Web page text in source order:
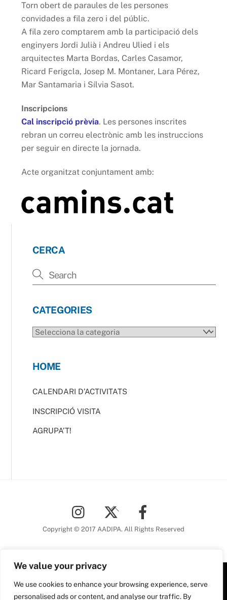
We value your privacy
We use cookies to enhance your browsing experience, serve
personalised ads or content, and analyse our traffic. By
Torn obert de paraules de les persones
convidades a fila zero i del públic.
A fila zero comptarem amb la participació dels
enginyers Jordi Julià i Andreu Ulied i els
arquitectes Marta Bordas, Carles Casamor,
Ricard Ferigcla, Josep M. Montaner, Lara Pérez,
Mar Santamaria i Sílvia Sasot.
Inscripcions
Cal inscripció prèvia. Les persones inscrites
rebran un correu electrònic amb les instruccions
per seguir en directe la jornada.
Acte organitzat conjuntament amb:
CERCA
CATEGORIES
CATEGORIES
HOME
CALENDARI D’ACTIVITATS
INSCRIPCIÓ VISITA
AGRUPA’T!
To
Top
Copyright © 2017 AADIPA. All Rights Reserved
Plaça Nova, 5 6a planta
08002 Barcelona